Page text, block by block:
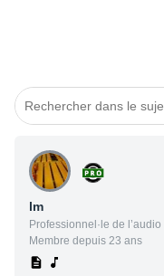
lm
Professionnel·le de l’audio
Membre depuis 23 ans